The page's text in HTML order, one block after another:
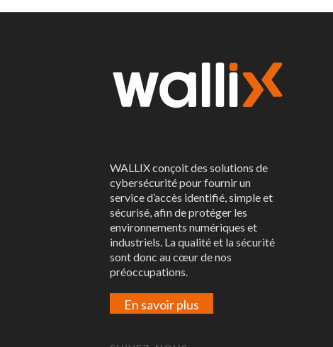
WALLIX conçoit des solutions de
cybersécurité pour fournir un
service d’accès identifié, simple et
sécurisé, afin de protéger les
environnements numériques et
industriels. La qualité et la sécurité
sont donc au cœur de nos
préoccupations.
En savoir plus